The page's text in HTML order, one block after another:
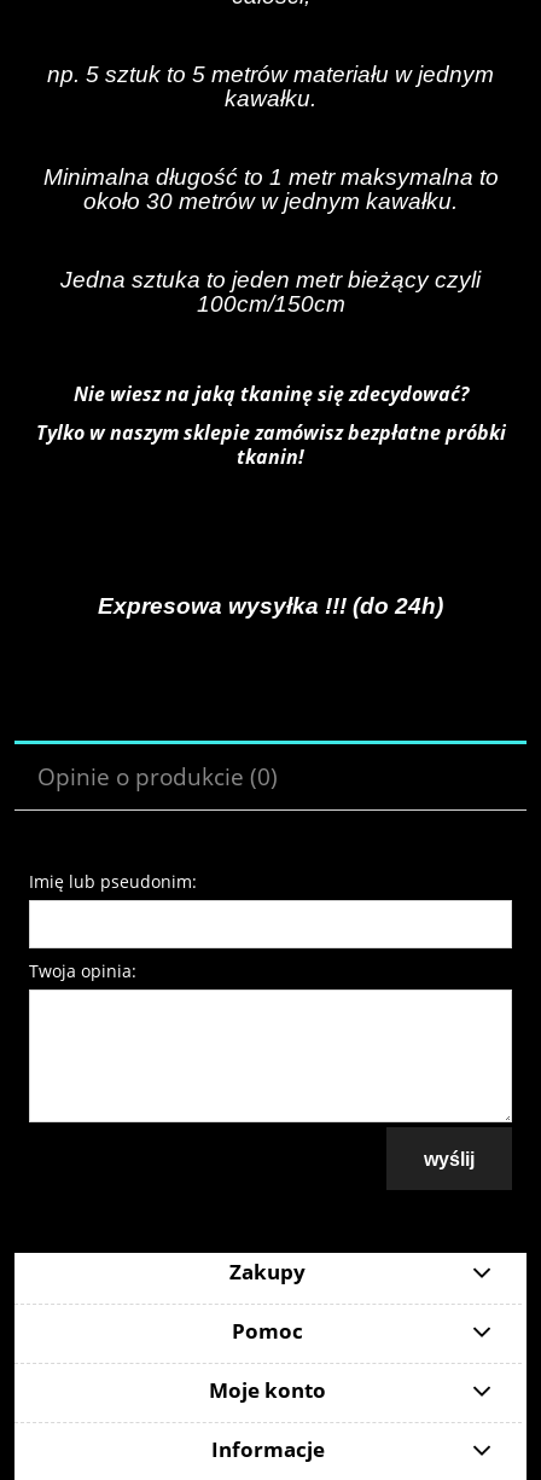
np. 5 sztuk to 5 metrów materiału w jednym
kawałku.
Minimalna długość to 1 metr maksymalna to
około 30 metrów w jednym kawałku.
Jedna sztuka to jeden metr bieżący czyli
100cm/150cm
Nie wiesz na jaką tkaninę się zdecydować?
Tylko w naszym sklepie zamówisz bezpłatne próbki
tkanin!
Expresowa wysyłka !!! (do 24h)
Opinie o produkcie (0)
Imię lub pseudonim:
Twoja opinia:
wyślij
Zakupy
Pomoc
Moje konto
Informacje